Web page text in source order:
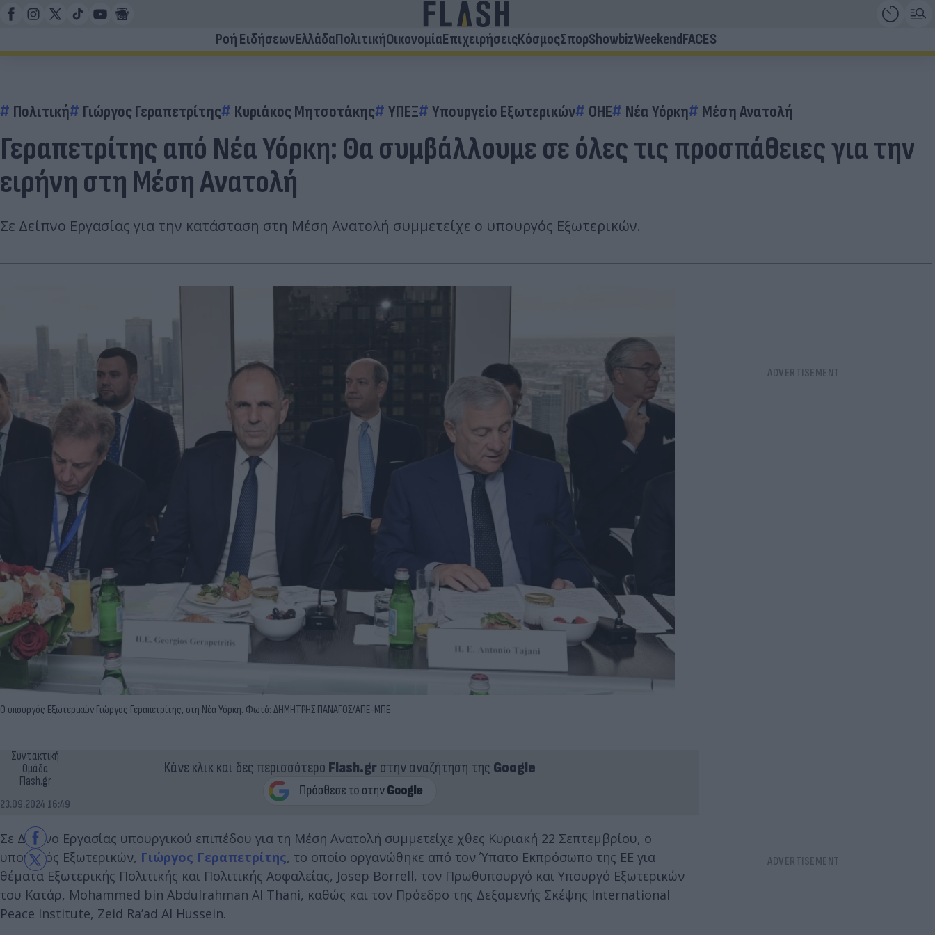
Ροή ΕιδήσεωνΕλλάδαΠολιτικήΟικονομίαΕπιχειρήσειςΚόσμοςΣπορShowbizWeekendFACES
Πολιτική Γιώργος Γεραπετρίτης Κυριάκος Μητσοτάκης ΥΠΕΞ Υπουργείο Εξωτερικών ΟΗΕ Νέα Υόρκη Μέση Ανατολή
Γεραπετρίτης από Νέα Υόρκη: Θα συμβάλλουμε σε όλες τις προσπάθειες για την
ειρήνη στη Μέση Ανατολή
Σε Δείπνο Εργασίας για την κατάσταση στη Μέση Ανατολή συμμετείχε ο υπουργός Εξωτερικών.
Ο υπουργός Εξωτερικών Γιώργος Γεραπετρίτης, στη Νέα Υόρκη. Φωτό: ΔΗΜΗΤΡΗΣ ΠΑΝΑΓΟΣ/ΑΠΕ-ΜΠΕ
Συντακτική
Ομάδα
Flash.gr
23.09.2024 16:49
Κάνε κλικ και δες περισσότερο Flash.grστην αναζήτηση της Google
Σε Δείπνο Εργασίας υπουργικού επιπέδου για τη Μέση Ανατολή συμμετείχε χθες Κυριακή 22 Σεπτεμβρίου, ο
υπουργός Εξωτερικών, Γιώργος Γεραπετρίτης, το οποίο οργανώθηκε από τον Ύπατο Εκπρόσωπο της ΕΕ για
θέματα Εξωτερικής Πολιτικής και Πολιτικής Ασφαλείας, Josep Borrell, τον Πρωθυπουργό και Υπουργό Εξωτερικών
του Κατάρ, Mohammed bin Abdulrahman Al Thani, καθώς και τον Πρόεδρο της Δεξαμενής Σκέψης International
Peace Institute, Zeid Ra’ad Al Hussein.